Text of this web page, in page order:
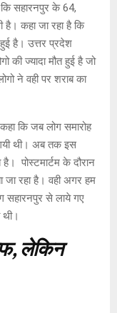
कि सहारनपुर के 64,
कहा जा रहा है कि
है। उत्तर प्रदेश
की ज्यादा मौत हुई है जो
ने वही पर शराब का
कि जब लोग समारोह
थी। अब तक इस
पोस्टमार्टम के दौरान
जा रहा है। वही अगर हम
सहारनपुर से लाये गए
लेकिन